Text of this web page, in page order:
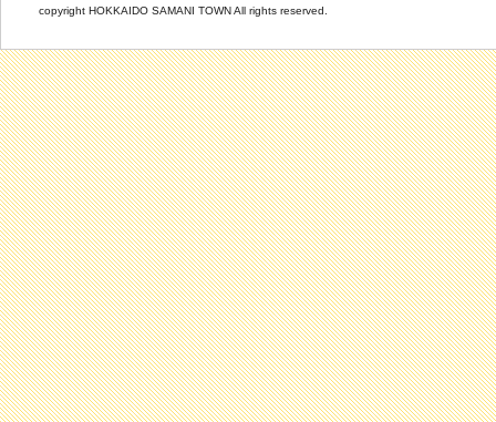
copyright HOKKAIDO SAMANI TOWN All rights reserved.